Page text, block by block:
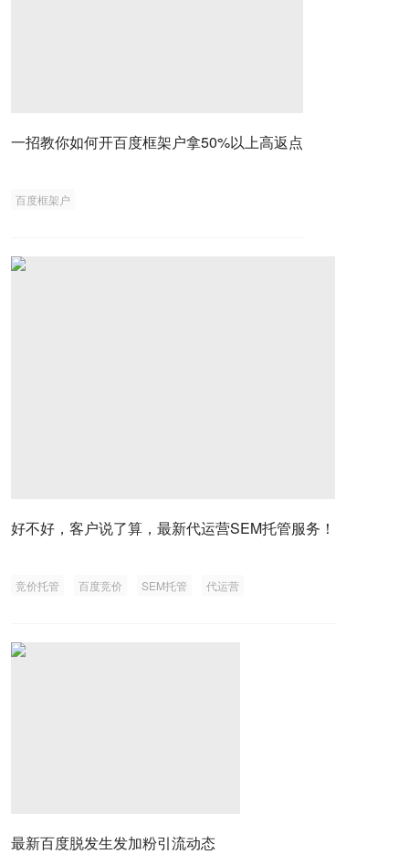
一招教你如何开百度框架户拿50%以上高返点
百度框架户
好不好，客户说了算，最新代运营SEM托管服务！
竞价托管 百度竞价 SEM托管 代运营
最新百度脱发生发加粉引流动态